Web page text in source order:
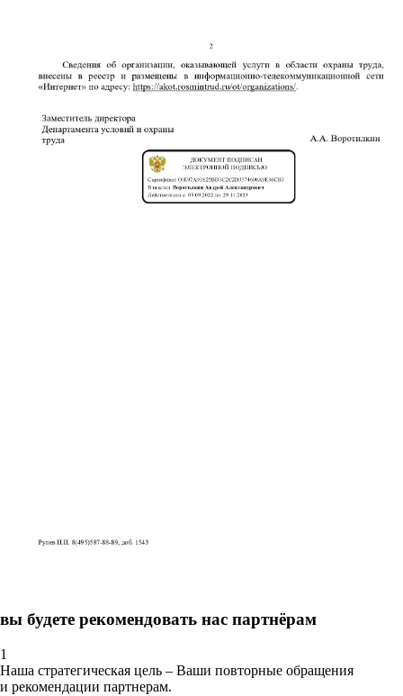
вы будете рекомендовать нас партнёрам
1
Наша стратегическая цель – Ваши повторные обращения
и рекомендации партнерам.